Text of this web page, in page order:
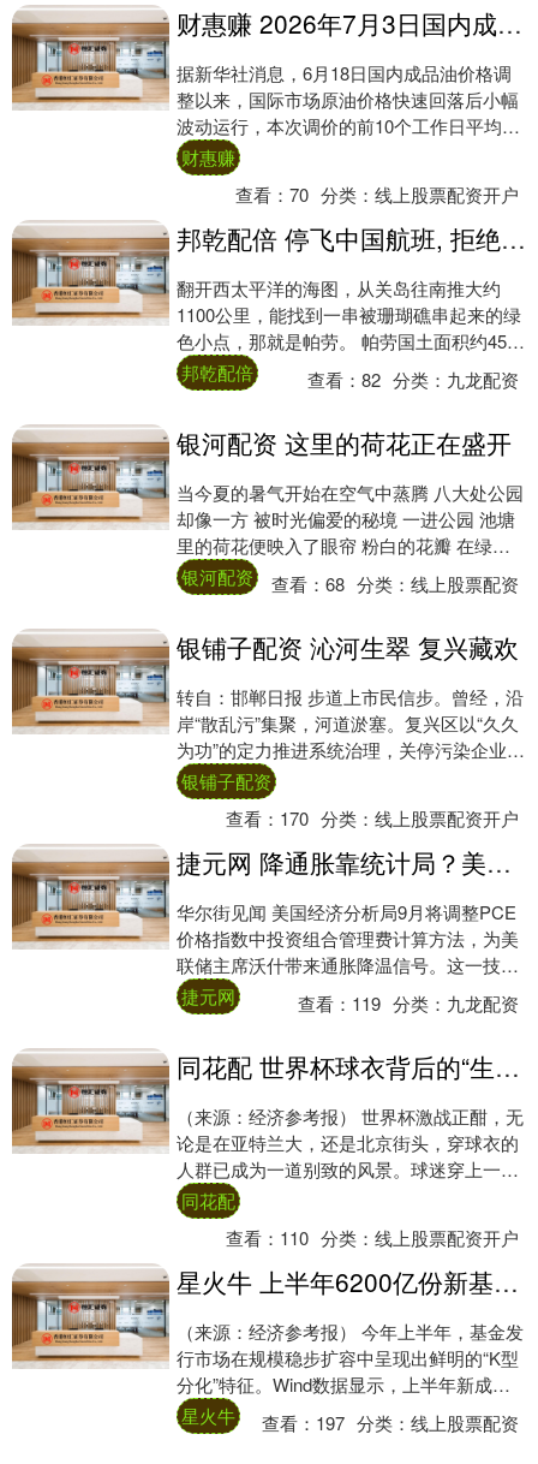
财惠赚 2026年7月3日国内成品油价格调整
据新华社消息，6月18日国内成品油价格调
整以来，国际市场原油价格快速回落后小幅
波动运行，本次调价的前10个工作日平均价
格低于上次调价前10个工作日平均价格。根
据....
财惠赚
查看：70 分类：线上股票配资开户
邦乾配倍 停飞中国航班, 拒绝中国游客, 这个专与我国作对的小国, 如今咋样
翻开西太平洋的海图，从关岛往南推大约
1100公里，能找到一串被珊瑚礁串起来的绿
色小点，那就是帕劳。 帕劳国土面积约459
平方公里，人口规模不大。中国外交部国家
概....
邦乾配倍 查看：82 分类： 九龙配资
银河配资 这里的荷花正在盛开
当今夏的暑气开始在空气中蒸腾 八大处公园
却像一方 被时光偏爱的秘境 一进公园 池塘
里的荷花便映入了眼帘 粉白的花瓣 在绿浪
里轻轻摇曳 连风都染上了清雅的香 花与....
银河配资 查看：68 分类：线上股票配资
银铺子配资 沁河生翠 复兴藏欢
转自：邯郸日报 步道上市民信步。曾经，沿
岸“散乱污”集聚，河道淤塞。复兴区以“久久
为功”的定力推进系统治理，关停污染企业，
保留3万棵原生大树，新增乔木3万余株、....
银铺子配资
查看： 170 分类：线上股票配资开户
捷元网 降通胀靠统计局？美国修改PCE计算方法，5月核心通胀料将下降13个基点
华尔街见闻 美国经济分析局9月将调整PCE
价格指数中投资组合管理费计算方法，为美
联储主席沃什带来通胀降温信号。这一技术
性修正预计使5月核心PCE通胀读数降低
13....
捷元网 查看： 119 分类： 九龙配资
同花配 世界杯球衣背后的“生意经”
（来源：经济参考报） 世界杯激战正酣，无
论是在亚特兰大，还是北京街头，穿球衣的
人群已成为一道别致的风景。球迷穿上一件
主队的球衣，即是自己身份的表达。哪怕只
是“伪....
同花配
查看： 110 分类：线上股票配资开户
星火牛 上半年6200亿份新基齐发 “K型分化”特征明显
（来源：经济参考报） 今年上半年，基金发
行市场在规模稳步扩容中呈现出鲜明的“K型
分化”特征。Wind数据显示，上半年新成立
基金规模已超6200亿份，同比增逾18....
星火牛 查看： 197 分类：线上股票配资